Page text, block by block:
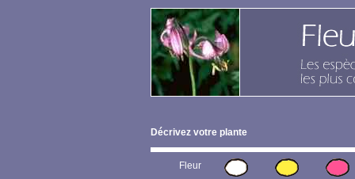
Décrivez votre plante
Fleur